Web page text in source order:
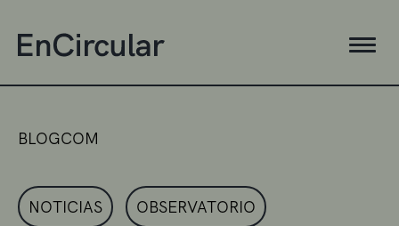
BLOGCOM
NOTICIAS OBSERVATORIO